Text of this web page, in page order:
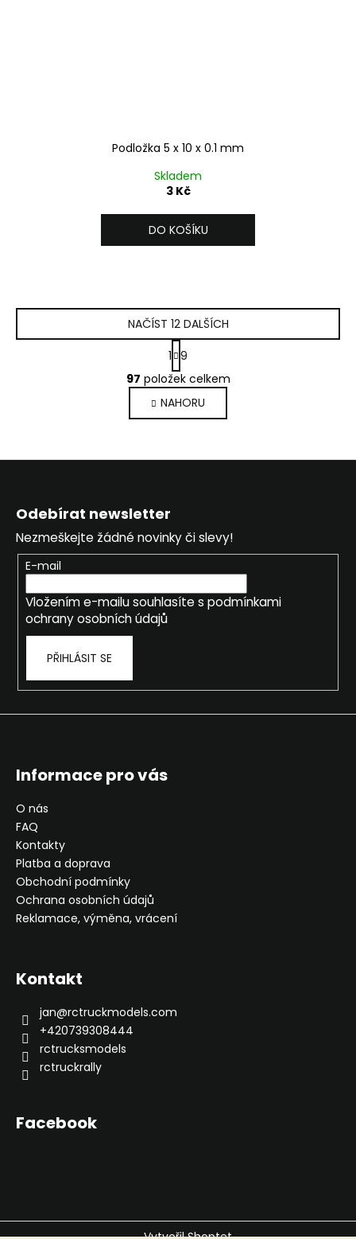
Podložka 5 x 10 x 0.1 mm
Skladem
3 Kč
DO KOŠÍKU
O
v
l
á
a
r
v
y
v
u
NAČÍST 12 DALŠÍCH
S
t
r
á
n
k
1 9
97 položek celkem
NAHORU
Odebírat newsletter
Nezmeškejte žádné novinky či slevy!
E-mail
Vložením e-mailu souhlasíte s podmínkami
ochrany osobních údajů
PŘIHLÁSIT SE
Informace pro vás
O nás
FAQ
Kontakty
Platba a doprava
Obchodní podmínky
Ochrana osobních údajů
Reklamace, výměna, vrácení
Kontakt
jan@rctruckmodels.com
+420739308444
rctrucksmodels
rctruckrally
Facebook